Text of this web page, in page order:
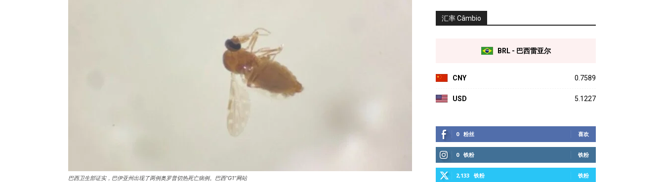
巴西卫生部证实，巴伊亚州出现了两例奥罗普切热死亡病例。巴西“G1”网站
汇率 Câmbio
BRL - 巴西雷亚尔
CNY 0.7589
USD 5.1227
0 粉丝 喜欢
0 铁粉 铁粉
2,133 铁粉 铁粉